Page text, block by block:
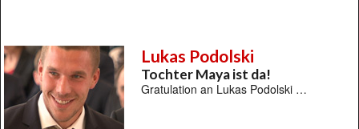
Lukas Podolski
Tochter Maya ist da!
Gratulation an Lukas Podolski …